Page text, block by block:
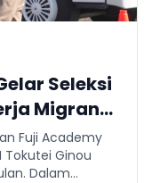
Seleksi
Migran
Fuji Academy
Ginou
Dalam